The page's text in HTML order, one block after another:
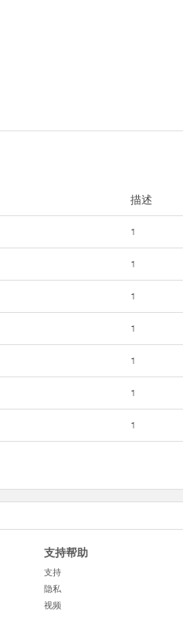
描述
1
1
1
1
1
1
1
支持帮助
支持
隐私
视频